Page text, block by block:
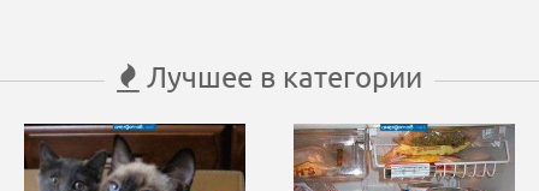
Лучшее в категории